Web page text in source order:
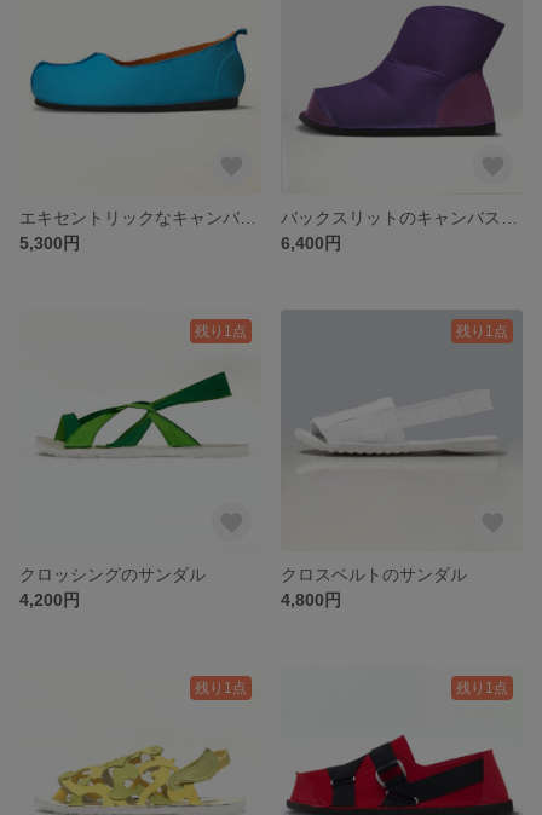
5,300円
6,400円
残り1点
クロッシングのサンダル
4,200円
残り1点
クロスベルトのサンダル
4,800円
残り1点 残り1点